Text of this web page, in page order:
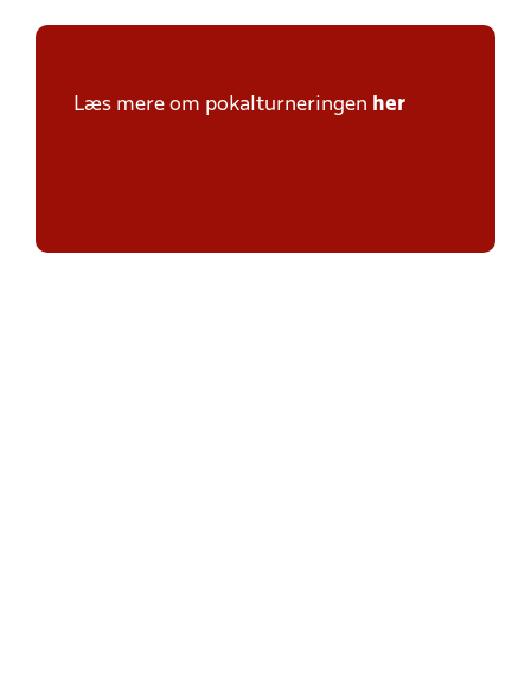
Læs mere om pokalturneringen her